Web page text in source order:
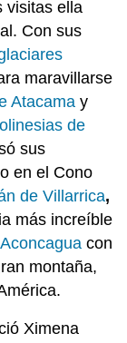
visitas ella
Con sus
maravillarse
Atacama y
de
sus
en el Cono
de Villarrica,
más increíble
Aconcagua con
montaña,
Ximena